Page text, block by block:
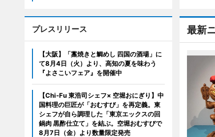
最新
プレスリリース
【大阪】「藁焼きと鯛めし 四国の酒場」に
て8月4日（火）より、高知の夏を味わう
『よさこいフェア』を開催中
【Chi-Fu 東浩司シェフ× 空堀おにぎり】中
国料理の巨匠が「おむすび」を再定義。東
シェフが自ら調理した「東京エックスの回
鍋肉 黒酢仕立て」を結ぶ。空堀おむすびで
8月7日（金）より数量限定発売